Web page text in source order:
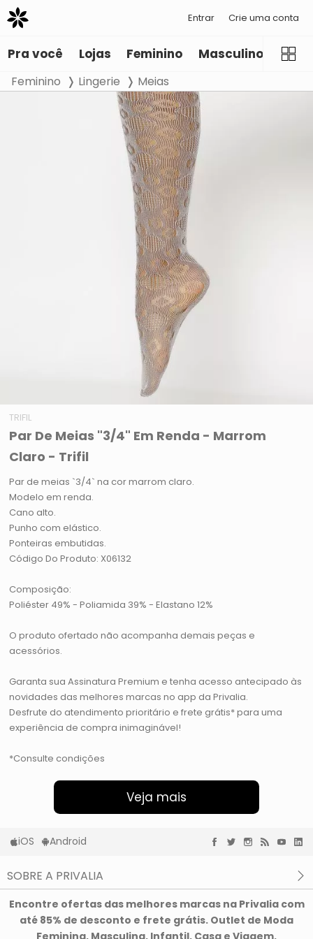
Entrar Crie uma conta
Pra você Lojas Feminino Masculino
Feminino Lingerie Meias
TRIFIL
Par De Meias "3/4" Em Renda - Marrom
Claro - Trifil
Par de meias `3/4` na cor marrom claro.
Modelo em renda.
Cano alto.
Punho com elástico.
Ponteiras embutidas.
Código Do Produto: X06132
Composição:
Poliéster 49% - Poliamida 39% - Elastano 12%
O produto ofertado não acompanha demais peças e
acessórios.
Garanta sua Assinatura Premium e tenha acesso antecipado às
novidades das melhores marcas no app da Privalia.
Desfrute do atendimento prioritário e frete grátis* para uma
experiência de compra inimaginável!
*Consulte condições
Veja mais
iOS Android
SOBRE A PRIVALIA
Privacidade e Cookies
Condições de uso
Encontre ofertas das melhores marcas na Privalia com
até 85% de desconto e frete grátis. Outlet de Moda